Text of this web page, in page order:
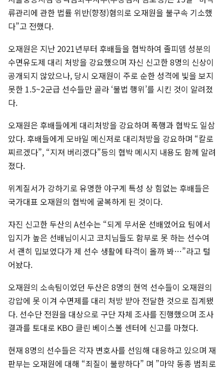
류관리에 관한 법률 위반(향정)혐의로 오재원을 불구속 기소했
다”고 전했다.
오재원은 지난 2021년부터 후배들을 협박하여 졸피뎀 성분의
수면유도제 대리 처방을 강요했으며 자신 신고한 8명의 신상이
공개되지 않았으나, 당시 오재원이 주로 순한 성격에 빛을 보지
못한 1.5~2군급 선수들만 골라 ‘불법 행위’를 시킨 것이 알려졌
다.
오재원은 후배들에게 대리처방을 강요하며 폭행과 협박도 일삼
았다. 후배들에게 모바일 메신저로 대리처방을 강요하며 “칼로
찌르겠다”, “지져 버리겠다”등의 협박 메시지 내용도 함께 알려
졌다.
위계질서가 강하기로 유명한 야구계 특성 상 힘없는 후배들은
국가대표 오재원의 협박에 굴복하게 된 것이다.
자진 신고한 두산의 A선수는 “되게 무서운 선배였어요 팀에서
입지가 높은 선배님이시고 코치님들도 함부로 못 하는 선수여
서 괜히 밉보였다가 제 선수 생활에 타격이 올까 봐…”라고 털
어놨다.
오재원의 소속팀이었던 두산은 8명의 현역 선수들이 오재원의
강압에 못 이겨 수면제를 대리 처방 받아 전달한 것으로 집계됐
다. 선수단 전원을 대상으로 구단 자체 조사를 진행했으며 조사
결과를 토대로 KBO 클린 베이스볼 센터에 신고를 마쳤다.
현재 8명의 선수들은 각자 변호사를 선임해 대응하고 있으며 재
판부는 오재원에 대해 “죄질이 불량하다” 며 ”마약 동종 범죄로